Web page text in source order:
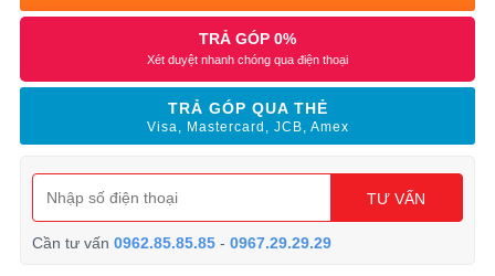
TRẢ GÓP 0%
Xét duyệt nhanh chóng qua điện thoại
TRẢ GÓP QUA THẺ
Visa, Mastercard, JCB, Amex
TƯ VẤN
Cần tư vấn0962.85.85.85 -0967.29.29.29